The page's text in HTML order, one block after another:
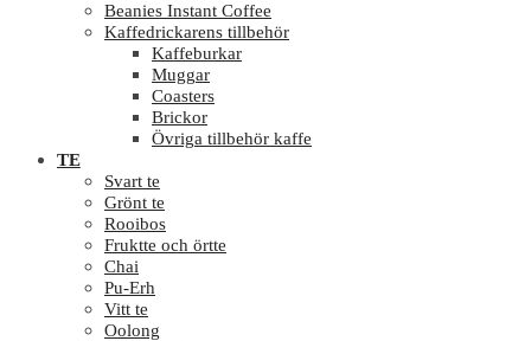
Beanies Instant Coffee
Kaffedrickarens tillbehör
Kaffeburkar
Muggar
Coasters
Brickor
Övriga tillbehör kaffe
TE
Svart te
Grönt te
Rooibos
Fruktte och örtte
Chai
Pu-Erh
Vitt te
Oolong